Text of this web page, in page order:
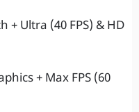
+ Ultra (40 FPS) & HD
+ Max FPS (60